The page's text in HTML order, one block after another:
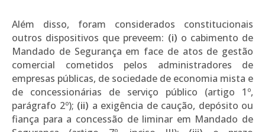
Além disso, foram considerados constitucionais
outros dispositivos que preveem: (i) o cabimento de
Mandado de Segurança em face de atos de gestão
comercial cometidos pelos administradores de
empresas públicas, de sociedade de economia mista e
de concessionárias de serviço público (artigo 1º,
parágrafo 2º); (ii) a exigência de caução, depósito ou
fiança para a concessão de liminar em Mandado de